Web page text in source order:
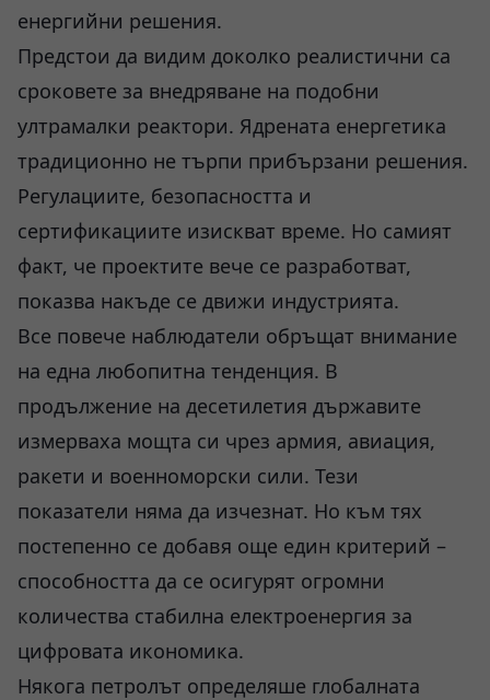
енергийни решения.
Предстои да видим доколко реалистични са
сроковете за внедряване на подобни
ултрамалки реактори. Ядрената енергетика
традиционно не търпи прибързани решения.
Регулациите, безопасността и
сертификациите изискват време. Но самият
факт, че проектите вече се разработват,
показва накъде се движи индустрията.
Все повече наблюдатели обръщат внимание
на една любопитна тенденция. В
продължение на десетилетия държавите
измерваха мощта си чрез армия, авиация,
ракети и военноморски сили. Тези
показатели няма да изчезнат. Но към тях
постепенно се добавя още един критерий –
способността да се осигурят огромни
количества стабилна електроенергия за
цифровата икономика.
Някога петролът определяше глобалната